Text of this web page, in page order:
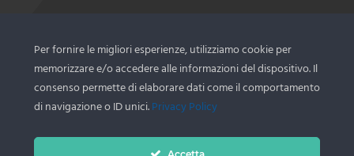
Scopri le ultime novità del territorio tramite la nostra
newsletter
Per fornire le migliori esperienze, utilizziamo cookie per
memorizzare e/o accedere alle informazioni del dispositivo. Il
consenso permette di elaborare dati come il comportamento
di navigazione o ID unici.Privacy Policy